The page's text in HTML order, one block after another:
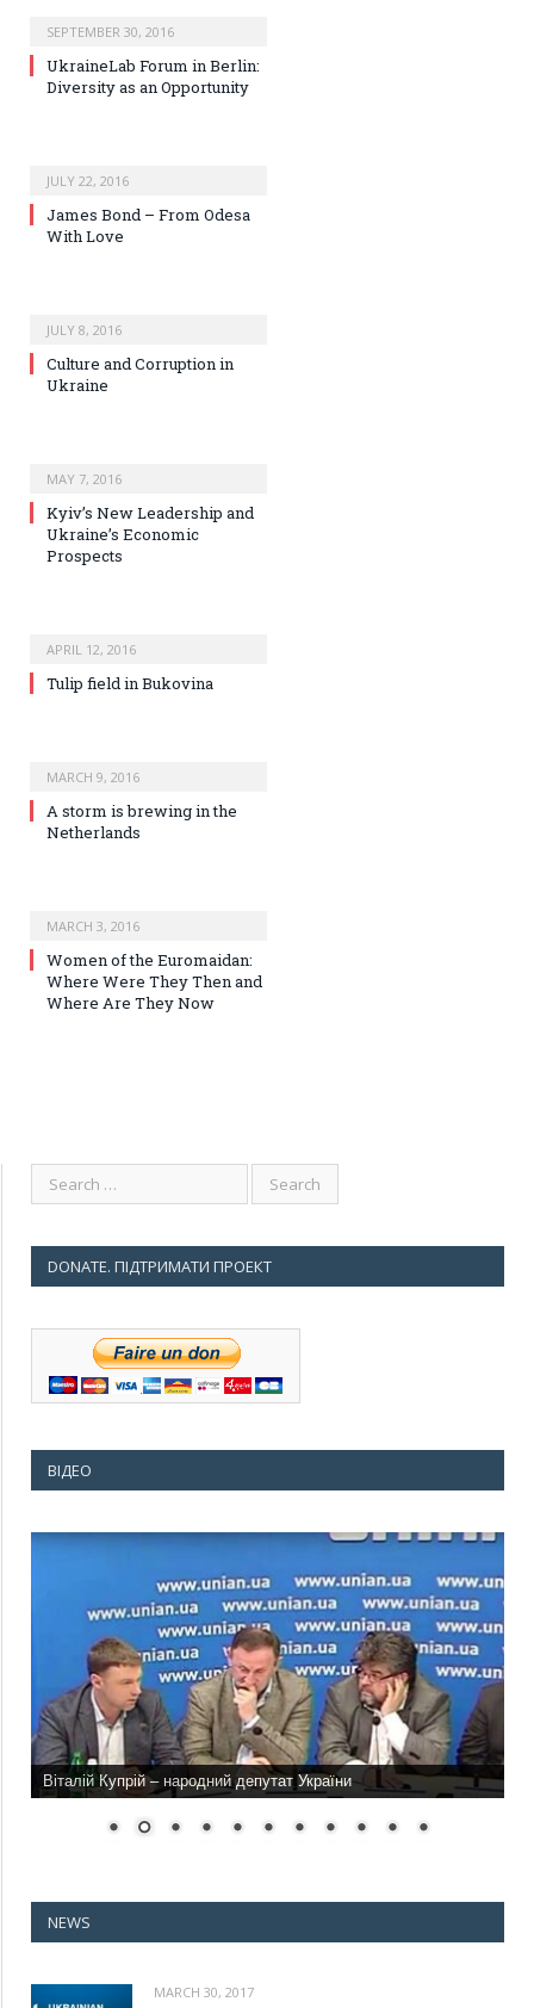
SEPTEMBER 30, 2016
UkraineLab Forum in Berlin:
Diversity as an Opportunity
JULY 22, 2016
James Bond – From Odesa
With Love
JULY 8, 2016
Culture and Corruption in
Ukraine
MAY 7, 2016
Kyiv’s New Leadership and
Ukraine’s Economic
Prospects
APRIL 12, 2016
Tulip field in Bukovina
MARCH 9, 2016
A storm is brewing in the
Netherlands
MARCH 3, 2016
Women of the Euromaidan:
Where Were They Then and
Where Are They Now
DONATE. ПІДТРИМАТИ ПРОЕКТ
ВІДЕО
Віталій Купрій – народний депутат України
NEWS
MARCH 30, 2017